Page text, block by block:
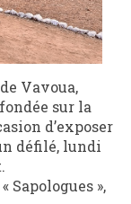
Vavoua,
sur la
d’exposer
défilé, lundi
Sapologues »,